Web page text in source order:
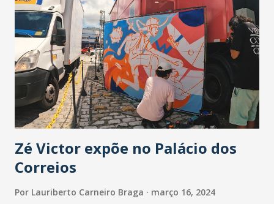
Eletrofunk e Bregafunk, traz sua energia contagiante e seu
estilo único para a faixa. Combinando a paixão de "Baile do
ED" pela Música Nordestina com a habilidade de "Diego
Facó" de criar batidas contagiantes, a faixa promete
conquistar os corações dos ouvintes e se tornar um
sucesso instantâneo nas plataformas de streaming. - Estou
extremamente empolgado com essa colaboração com...
Zé Victor expõe no Palácio dos
Correios
Por Lauriberto Carneiro Braga março 16, 2024